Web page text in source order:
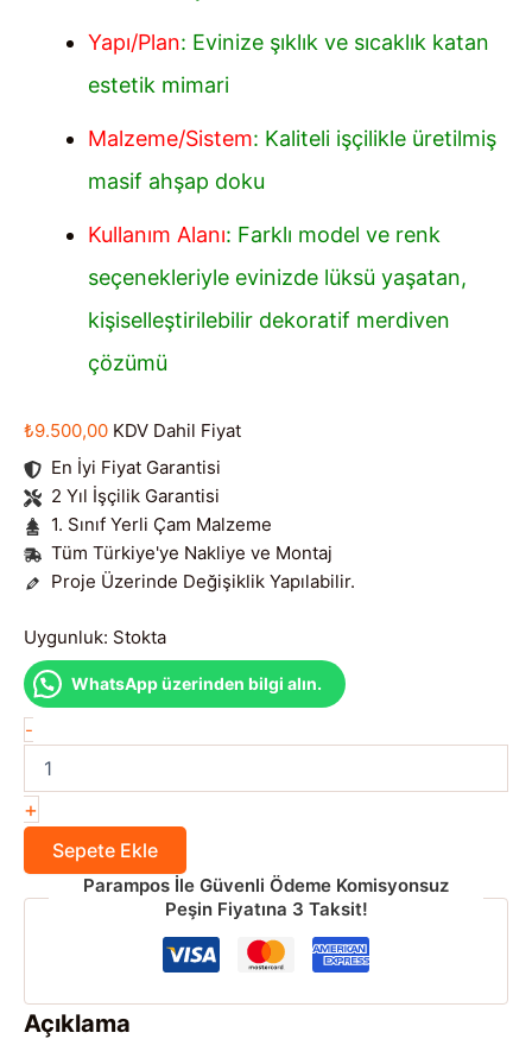
Yapı/Plan: Evinize şıklık ve sıcaklık katan
estetik mimari
Malzeme/Sistem: Kaliteli işçilikle üretilmiş
masif ahşap doku
Kullanım Alanı: Farklı model ve renk
seçenekleriyle evinizde lüksü yaşatan,
kişiselleştirilebilir dekoratif merdiven
çözümü
₺9.500,00 KDV Dahil Fiyat
En İyi Fiyat Garantisi
2 Yıl İşçilik Garantisi
1. Sınıf Yerli Çam Malzeme
Tüm Türkiye'ye Nakliye ve Montaj
Proje Üzerinde Değişiklik Yapılabilir.
Uygunluk: Stokta
WhatsApp üzerinden bilgi alın.
-
Merdiven
Çam
Modeli
adet
+
Sepete Ekle
Parampos İle Güvenli Ödeme Komisyonsuz
Peşin Fiyatına 3 Taksit!
Açıklama